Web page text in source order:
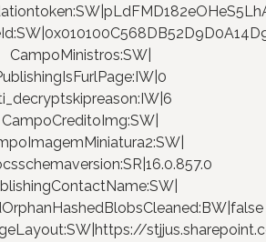
CampoMinistros:SW|
CampoCreditoImg:SW|